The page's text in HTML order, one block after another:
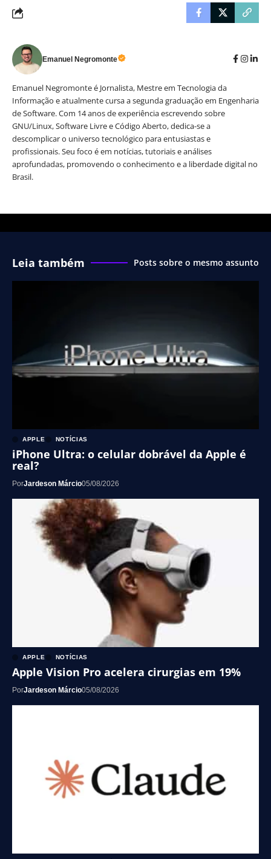
Emanuel Negromonte
Emanuel Negromonte é Jornalista, Mestre em Tecnologia da
Informação e atualmente cursa a segunda graduação em Engenharia
de Software. Com 14 anos de experiência escrevendo sobre
GNU/Linux, Software Livre e Código Aberto, dedica-se a
descomplicar o universo tecnológico para entusiastas e
profissionais. Seu foco é em notícias, tutoriais e análises
aprofundadas, promovendo o conhecimento e a liberdade digital no
Brasil.
Leia também Posts sobre o mesmo assunto
APPLE NOTÍCIAS
iPhone Ultra: o celular dobrável da Apple é
real?
PorJardeson Márcio05/08/2026
APPLE NOTÍCIAS
Apple Vision Pro acelera cirurgias em 19%
PorJardeson Márcio05/08/2026